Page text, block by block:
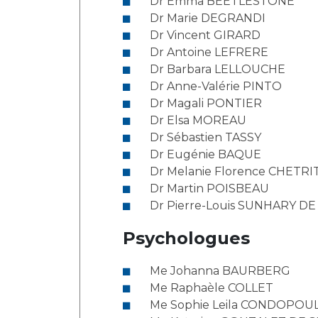
Laïcité et cultes
Les associations
Livret d'accueil
Salon des familles
Transports sanitaires
Vos droits, vos devoirs
Les structures de recherche
Dr Marie DEGRANDI
Dr Vincent GIRARD
Dr Antoine LEFRERE
Dr Barbara LELLOUCHE
Dr Anne-Valérie PINTO
Dr Magali PONTIER
Dr Elsa MOREAU
Dr Sébastien TASSY
Dr Eugénie BAQUE
Dr Melanie Florence
Dr Martin POISBEAU
Dr Pierre-Louis SUNHARY DE
Psychologues
Me Johanna BAURBERG
Me Raphaèle COLLET
Me Sophie Leila